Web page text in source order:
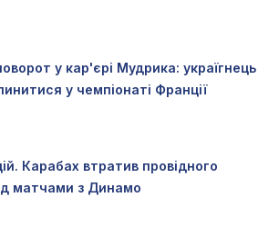
у кар'єрі Мудрика: україгнець
у чемпіонаті Франції
Карабах втратив провідного
матчами з Динамо